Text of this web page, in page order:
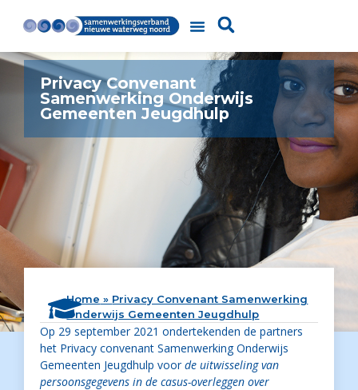
Privacy Convenant
Samenwerking Onderwijs
Gemeenten Jeugdhulp
Home » Privacy Convenant Samenwerking
Onderwijs Gemeenten Jeugdhulp
Op 29 september 2021 ondertekenden de partners
het Privacy convenant Samenwerking Onderwijs
Gemeenten Jeugdhulp voorde uitwisseling van
persoonsgegevens in de casus-overleggen over